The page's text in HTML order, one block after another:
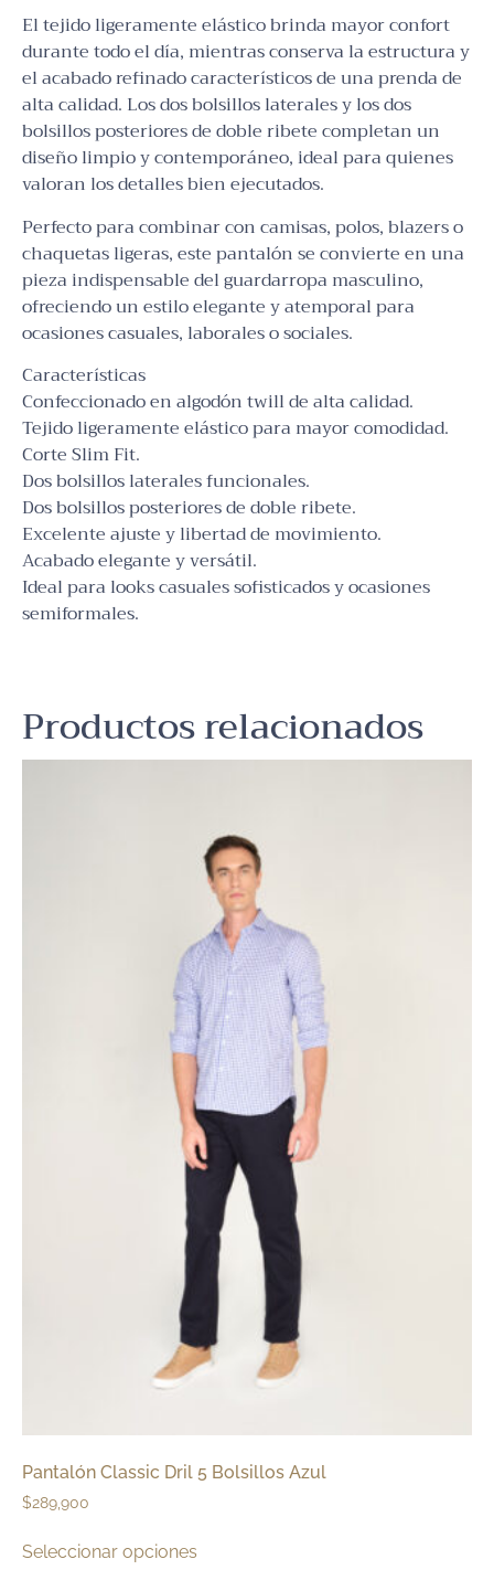
El tejido ligeramente elástico brinda mayor confort
durante todo el día, mientras conserva la estructura y
el acabado refinado característicos de una prenda de
alta calidad. Los dos bolsillos laterales y los dos
bolsillos posteriores de doble ribete completan un
diseño limpio y contemporáneo, ideal para quienes
valoran los detalles bien ejecutados.
Perfecto para combinar con camisas, polos, blazers o
chaquetas ligeras, este pantalón se convierte en una
pieza indispensable del guardarropa masculino,
ofreciendo un estilo elegante y atemporal para
ocasiones casuales, laborales o sociales.
Características
Confeccionado en algodón twill de alta calidad.
Tejido ligeramente elástico para mayor comodidad.
Corte Slim Fit.
Dos bolsillos laterales funcionales.
Dos bolsillos posteriores de doble ribete.
Excelente ajuste y libertad de movimiento.
Acabado elegante y versátil.
Ideal para looks casuales sofisticados y ocasiones
semiformales.
Productos relacionados
Pantalón Classic Dril 5 Bolsillos Azul
$289,900
Seleccionar opciones